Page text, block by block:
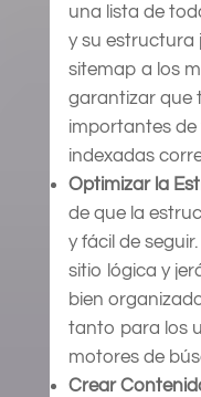
una lista de
y su estructura
sitemap a los
garantizar que
importantes
indexadas
Optimizar la
de que la
y fácil de
sitio lógica y
bien
tanto para los
motores de
Crear